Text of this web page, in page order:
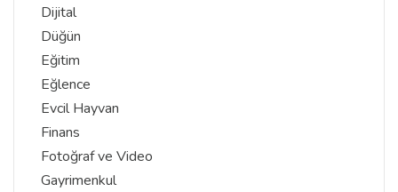
Dijital
Düğün
Eğitim
Eğlence
Evcil Hayvan
Finans
Fotoğraf ve Video
Gayrimenkul